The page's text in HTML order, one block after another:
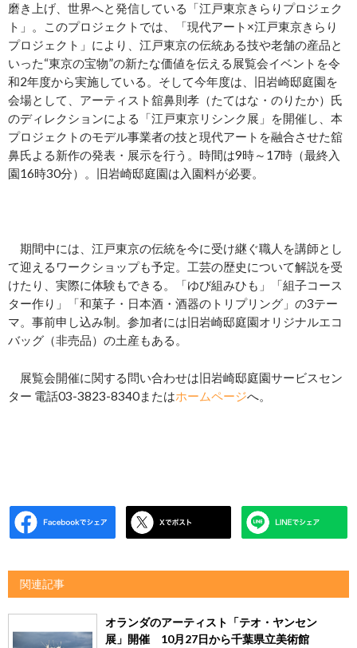
磨き上げ、世界へと発信している「江戸東京きらりプロジェク
ト」。このプロジェクトでは、「現代アート×江戸東京きらり
プロジェクト」により、江戸東京の伝統ある技や老舗の産品と
いった“東京の宝物”の新たな価値を伝える展覧会イベントを令
和2年度から実施している。そして今年度は、旧岩崎邸庭園を
会場として、アーティスト舘鼻則孝（たてはな・のりたか）氏
のディレクションによる「江戸東京リシンク展」を開催し、本
プロジェクトのモデル事業者の技と現代アートを融合させた舘
鼻氏よる新作の発表・展示を行う。時間は9時～17時（最終入
園16時30分）。旧岩崎邸庭園は入園料が必要。
期間中には、江戸東京の伝統を今に受け継ぐ職人を講師とし
て迎えるワークショップも予定。工芸の歴史について解説を受
けたり、実際に体験もできる。「ゆび組みひも」「組子コース
ター作り」「和菓子・日本酒・酒器のトリプリング」の3テー
マ。事前申し込み制。参加者には旧岩崎邸庭園オリジナルエコ
バッグ（非売品）の土産もある。
展覧会開催に関する問い合わせは旧岩崎邸庭園サービスセン
ター 電話03-3823-8340またはホームページへ。
関連記事
オランダのアーティスト「テオ・ヤンセン
展」開催 10月27日から千葉県立美術館